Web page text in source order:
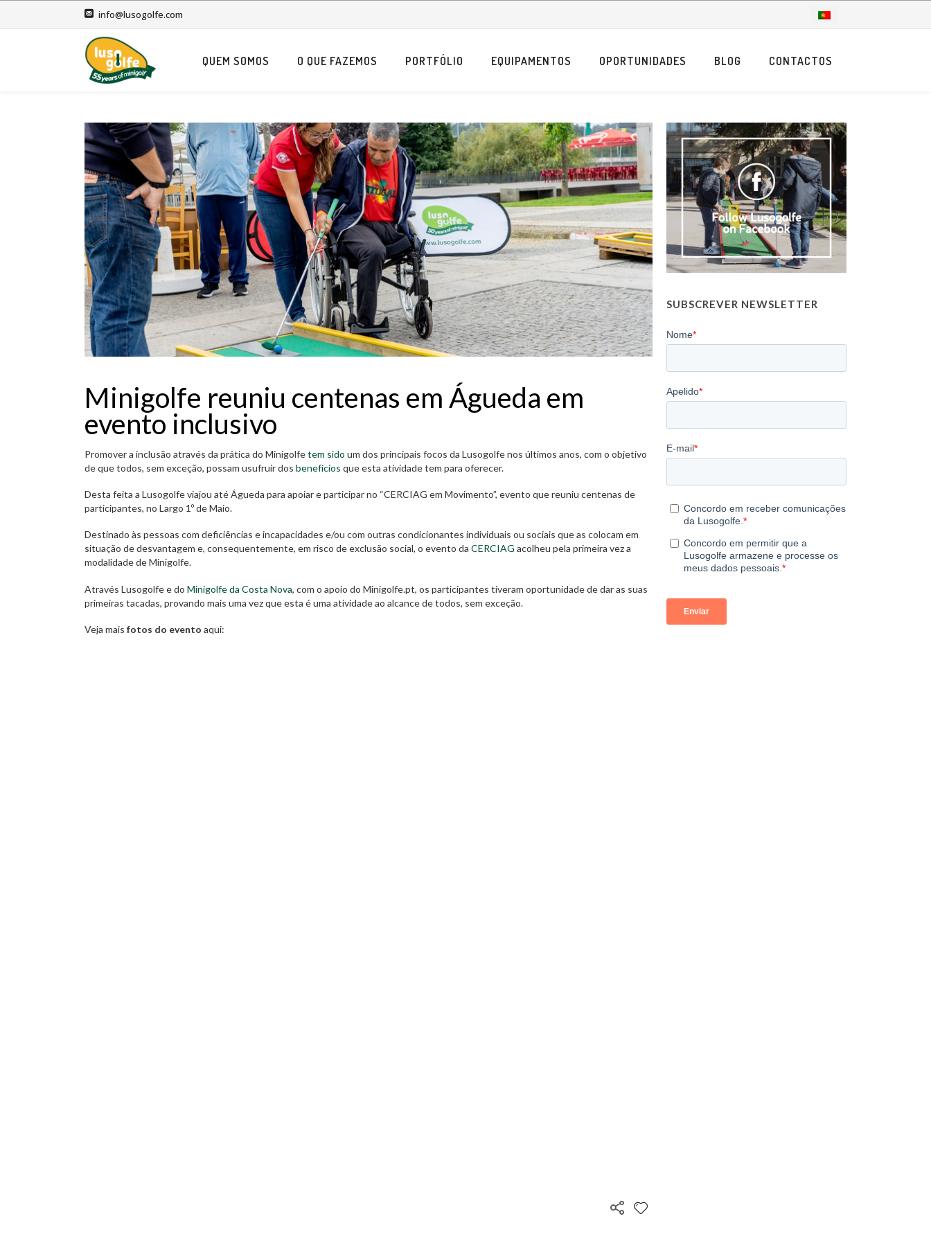
info@lusogolfe.com
QUEM SOMOS O QUE FAZEMOS PORTFÓLIO EQUIPAMENTOS OPORTUNIDADES BLOG CONTACTOS
Minigolfe reuniu centenas em Águeda em
evento inclusivo
Promover a inclusão através da prática do Minigolfetem sido um dos principais focos da Lusogolfe nos últimos anos, com o objetivo
de que todos, sem exceção, possam usufruir dos benefícios que esta atividade tem para oferecer.
Desta feita a Lusogolfe viajou até Águeda para apoiar e participar no “CERCIAG em Movimento”, evento que reuniu centenas de
participantes, no Largo 1º de Maio.
Destinado às pessoas com deficiências e incapacidades e/ou com outras condicionantes individuais ou sociais que as colocam em
situação de desvantagem e, consequentemente, em risco de exclusão social, o evento da CERCIAG acolheu pela primeira vez a
modalidade de Minigolfe.
Através Lusogolfe e do Minigolfe da Costa Nova, com o apoio do Minigolfe.pt, os participantes tiveram oportunidade de dar as suas
primeiras tacadas, provando mais uma vez que esta é uma atividade ao alcance de todos, sem exceção.
Veja mais fotos do evento aqui:
SUBSCREVER NEWSLETTER